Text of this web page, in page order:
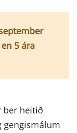
5 ára
ber heitið
gengismálum